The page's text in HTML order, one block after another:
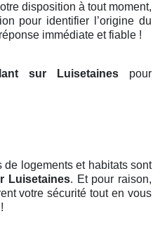
disposition à tout moment,
pour identifier l’origine du
immédiate et fiable !
sur Luisetaines pour
logements et habitats sont
Luisetaines. Et pour raison,
votre sécurité tout en vous